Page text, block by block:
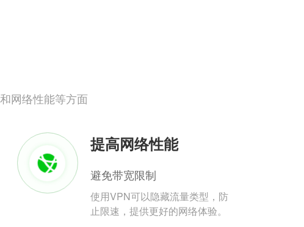
网络性能等方面
提高网络性能
避免带宽限制
使用VPN可以隐藏流量类型，防
止限速，提供更好的网络体验。